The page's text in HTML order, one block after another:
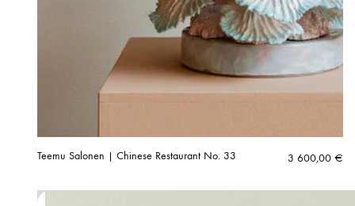
Teemu Salonen | Chinese Restaurant No. 33 3 600,00 €